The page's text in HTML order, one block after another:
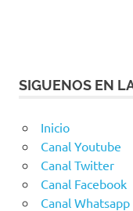
SIGUENOS EN
Inicio
Canal Youtube
Canal Twitter
Canal Facebook
Canal Whatsapp